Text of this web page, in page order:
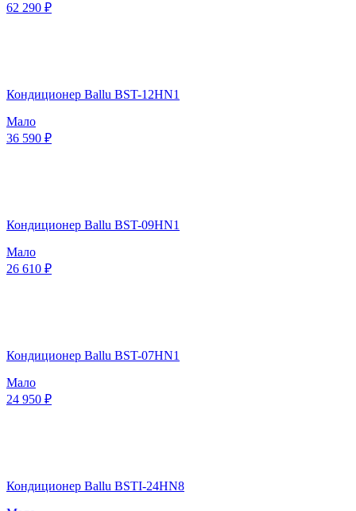
62 290 ₽
Кондиционер Ballu BST-12HN1
Мало
36 590 ₽
Кондиционер Ballu BST-09HN1
Мало
26 610 ₽
Кондиционер Ballu BST-07HN1
Мало
24 950 ₽
Кондиционер Ballu BSTI-24HN8